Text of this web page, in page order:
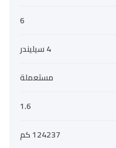
6
4 سيليندر
مستعملة
1.6
124237 كم